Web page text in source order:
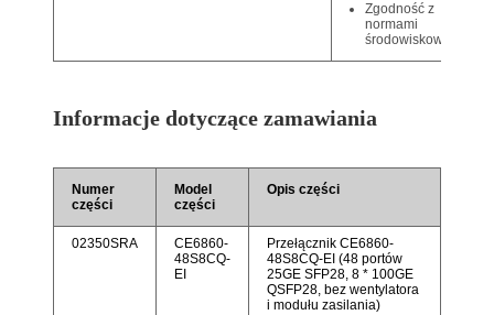
Zgodność z
normami
środowiskowymi
Informacje dotyczące zamawiania
Numer
części
Model
części
Opis części
02350SRA
CE6860-
48S8CQ-
EI
Przełącznik CE6860-
48S8CQ-EI (48 portów
25GE SFP28, 8 * 100GE
QSFP28, bez wentylatora
i modułu zasilania)